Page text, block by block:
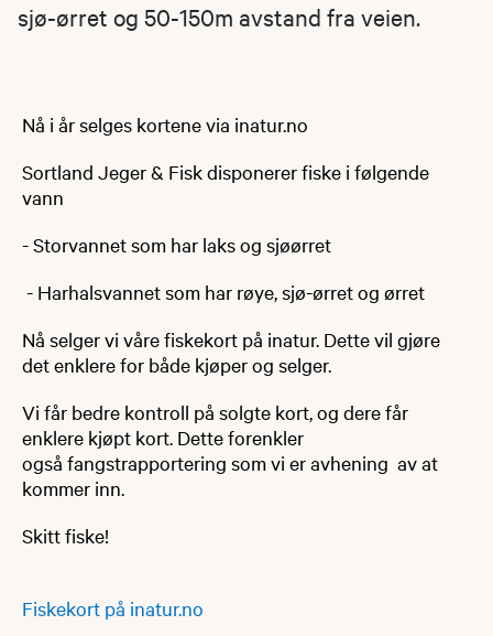
sjø-ørret og 50-150m avstand fra veien.
Nå i år selges kortene via inatur.no
​​​​Sortland Jeger & Fisk disponerer fiske i følgende
vann
- Storvannet som har laks og sjøørret
- Harhalsvannet som har røye, sjø-ørret og ørret
Nå selger vi våre fiskekort på inatur. Dette vil gjøre
det enklere for både kjøper og selger.
Vi får bedre kontroll på solgte kort, og dere får
enklere kjøpt kort. Dette forenkler
også fangstrapportering som vi er avhening av at
kommer inn.
Skitt fiske!
Fiskekort på inatur.no​